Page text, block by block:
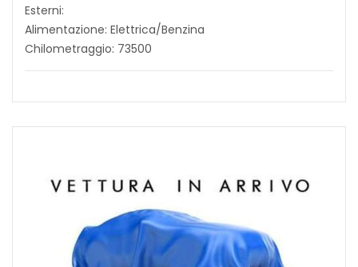
Esterni:
Alimentazione: Elettrica/Benzina
Chilometraggio: 73500